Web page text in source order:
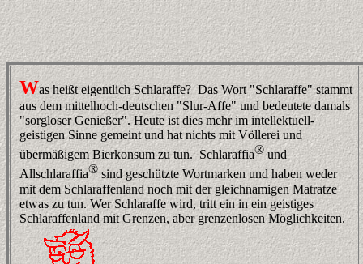
Was heißt eigentlich Schlaraffe? Das Wort "Schlaraffe" stammt
aus dem mittelhoch-deutschen "Slur-Affe" und bedeutete damals
"sorgloser Genießer". Heute ist dies mehr im intellektuell-
geistigen Sinne gemeint und hat nichts mit Völlerei und
übermäßigem Bierkonsum zu tun. Schlaraffia® und
Allschlaraffia® sind geschützte Wortmarken und haben weder
mit dem Schlaraffenland noch mit der gleichnamigen Matratze
etwas zu tun. Wer Schlaraffe wird, tritt ein in ein geistiges
Schlaraffenland mit Grenzen, aber grenzenlosen Möglichkeiten.